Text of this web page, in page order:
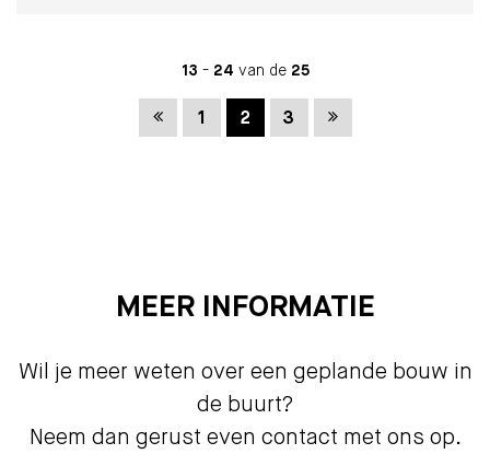
13 - 24 van de 25
Vorige
1 2 3 Volgende
MEER INFORMATIE
Wil je meer weten over een geplande bouw in
de buurt?
Neem dan gerust even contact met ons op.